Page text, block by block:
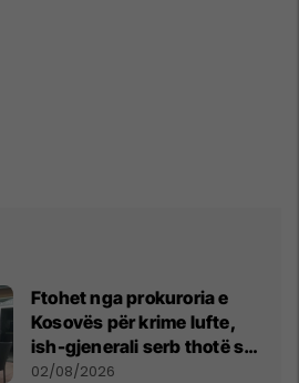
Ftohet nga prokuroria e
Kosovës për krime lufte,
ish-gjenerali serb thotë se
dikush e tradhtoi në
02/08/2026